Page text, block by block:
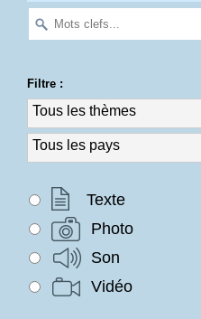
Filtre :
Texte
Photo
Son
Vidéo